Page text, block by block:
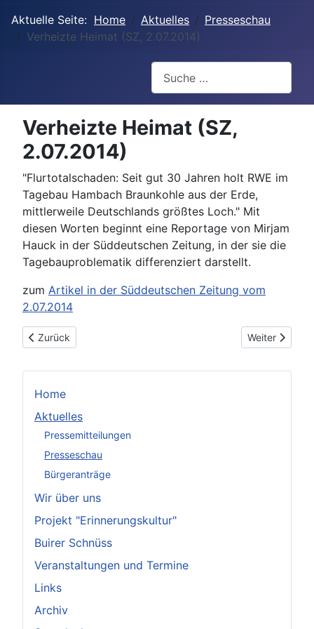
Aktuelle Seite: Home Aktuelles
Presseschau
Verheizte Heimat (SZ, 2.07.2014)
Home
Aktuelles
Pressemitteilungen
Presseschau
Bürgeranträge
Wir über uns
Projekt "Erinnerungskultur"
Buirer Schnüss
Veranstaltungen und Termine
Links
Archiv
Verheizte Heimat (SZ,
2.07.2014)
"Flurtotalschaden: Seit gut 30 Jahren holt RWE im
Tagebau Hambach Braunkohle aus der Erde,
mittlerweile Deutschlands größtes Loch." Mit
diesen Worten beginnt eine Reportage von Mirjam
Hauck in der Süddeutschen Zeitung, in der sie die
Tagebauproblematik differenziert darstellt.
zum Artikel in der Süddeutschen Zeitung vom
2.07.2014
Vorheriger Beitrag: Gutachter empfiehlt ein Tempolimit (KStA,
Zurück Nächster
Weiter